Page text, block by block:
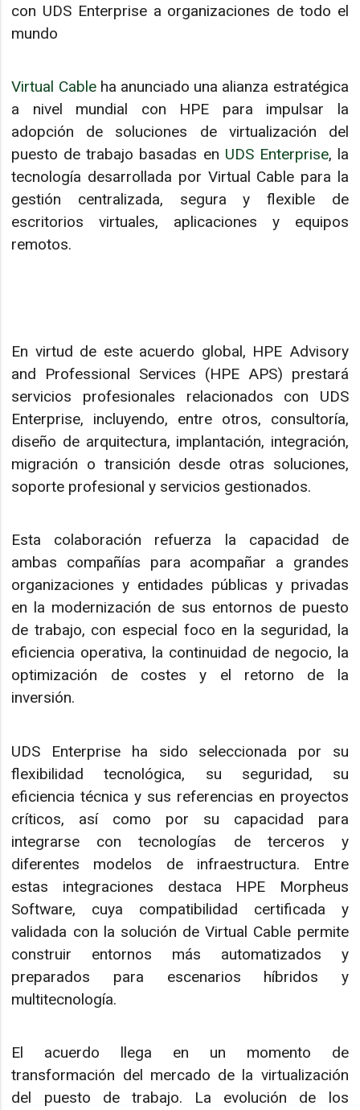
con UDS Enterprise a organizaciones de todo el
mundo
Virtual Cableha anunciado una alianza estratégica
a nivel mundial con HPE para impulsar la
adopción de soluciones de virtualización del
puesto de trabajo basadas en UDS Enterprise, la
tecnología desarrollada por Virtual Cable para la
gestión centralizada, segura y flexible de
escritorios virtuales, aplicaciones y equipos
remotos.
En virtud de este acuerdo global, HPE Advisory
and Professional Services (HPE APS) prestará
servicios profesionales relacionados con UDS
Enterprise, incluyendo, entre otros, consultoría,
diseño de arquitectura, implantación, integración,
migración o transición desde otras soluciones,
soporte profesional y servicios gestionados.
Esta colaboración refuerza la capacidad de
ambas compañías para acompañar a grandes
organizaciones y entidades públicas y privadas
en la modernización de sus entornos de puesto
de trabajo, con especial foco en la seguridad, la
eficiencia operativa, la continuidad de negocio, la
optimización de costes y el retorno de la
inversión.
UDS Enterprise ha sido seleccionada por su
flexibilidad tecnológica, su seguridad, su
eficiencia técnica y sus referencias en proyectos
críticos, así como por su capacidad para
integrarse con tecnologías de terceros y
diferentes modelos de infraestructura. Entre
estas integraciones destaca HPE Morpheus
Software, cuya compatibilidad certificada y
validada con la solución de Virtual Cable permite
construir entornos más automatizados y
preparados para escenarios híbridos y
multitecnología.
El acuerdo llega en un momento de
transformación del mercado de la virtualización
del puesto de trabajo. La evolución de los